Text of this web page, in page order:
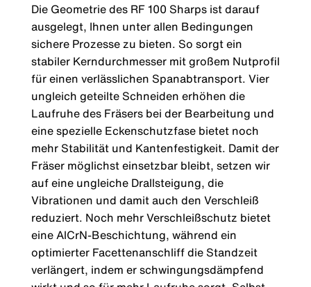
Die Geometrie des RF 100 Sharps ist darauf
ausgelegt, Ihnen unter allen Bedingungen
sichere Prozesse zu bieten. So sorgt ein
stabiler Kerndurchmesser mit großem Nutprofil
für einen verlässlichen Spanabtransport. Vier
ungleich geteilte Schneiden erhöhen die
Laufruhe des Fräsers bei der Bearbeitung und
eine spezielle Eckenschutzfase bietet noch
mehr Stabilität und Kantenfestigkeit. Damit der
Fräser möglichst einsetzbar bleibt, setzen wir
auf eine ungleiche Drallsteigung, die
Vibrationen und damit auch den Verschleiß
reduziert. Noch mehr Verschleißschutz bietet
eine AlCrN-Beschichtung, während ein
optimierter Facettenanschliff die Standzeit
verlängert, indem er schwingungsdämpfend